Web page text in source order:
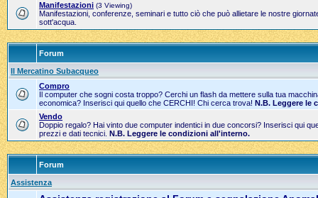
Manifestazioni (3 Viewing)
Manifestazioni, conferenze, seminari e tutto ciò che può allietare le nostre
sott'acqua.
Forum
Il Mercatino Subacqueo
Compro
Il computer che sogni costa troppo? Cerchi un flash da mettere sulla tua
economica? Inserisci qui quello che CERCHI! Chi cerca trova! N.B. Leggere le
Vendo
Doppio regalo? Hai vinto due computer indentici in due concorsi? Inserisci qui
prezzi e dati tecnici. N.B. Leggere le condizioni all'interno.
Forum
Assistenza